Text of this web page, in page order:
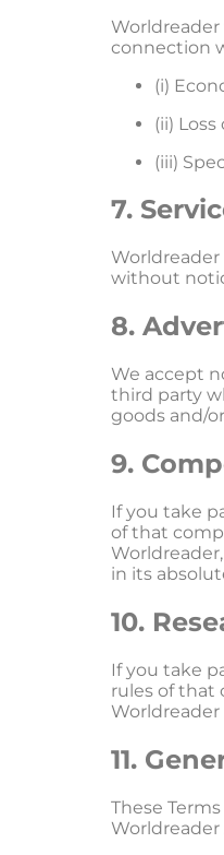
connection
(i)
(ii)
(iii)
7.
without
8.
We accept
third party
goods and/
9.
If you take
of that
in its
10.
If you take
rules of that
11.
These